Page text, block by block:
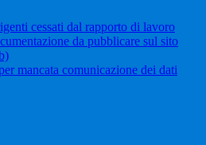
cessati dal rapporto di lavoro
da pubblicare sul sito
mancata comunicazione dei dati